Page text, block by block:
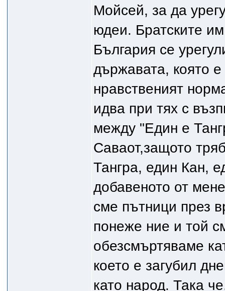
Мойсей, за да
юдеи. Братските
България се
държавата, която
нравственият
идва при тях с
между "Един е
Саваот,защото
Тангра, един Кан,
добавеното от
сме пътници през
понеже ние и той
обезсмъртяваме
което е загубил
като народ. Така